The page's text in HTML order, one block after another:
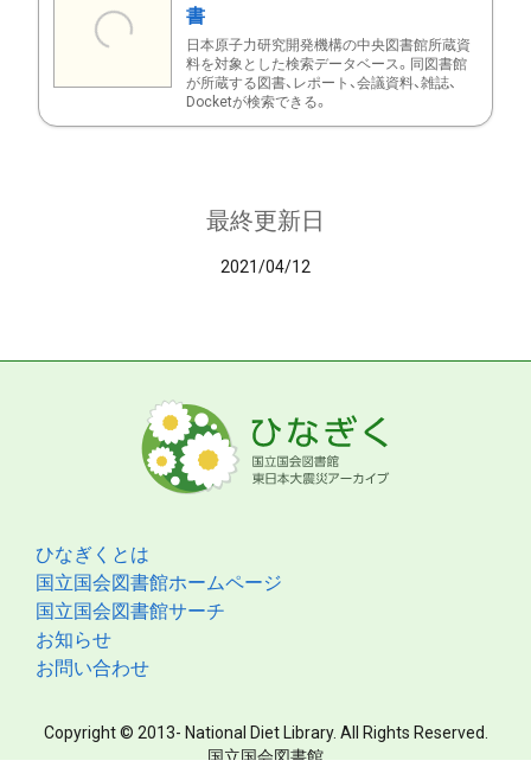
書
日本原子力研究開発機構の中央図書館所蔵資
料を対象とした検索データベース。同図書館
が所蔵する図書、レポート、会議資料、雑誌、
Docketが検索できる。
最終更新日
2021/04/12
ひなぎくとは
国立国会図書館ホームページ
国立国会図書館サーチ
お知らせ
お問い合わせ
Copyright © 2013- National Diet Library. All Rights Reserved.